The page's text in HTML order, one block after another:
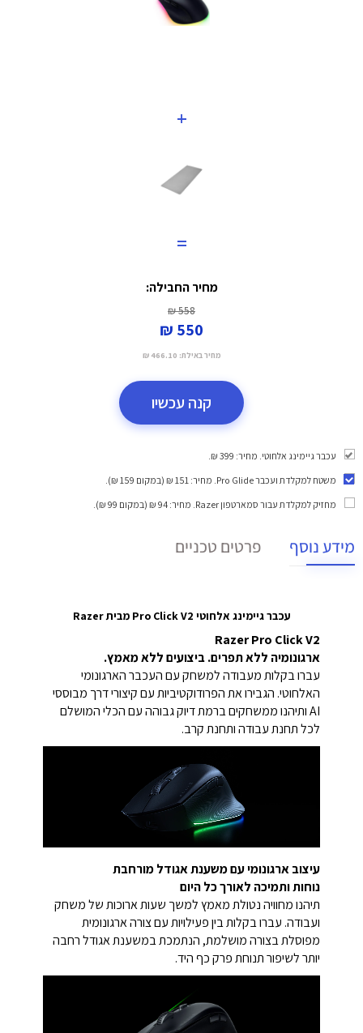
+
=
מחיר החבילה:
558 ₪
550 ₪
מחיר באילת: 466.10 ₪
קנה עכשיו
עכבר גיימינג אלחוטי. מחיר: 399 ₪.
משטח למקלדת ועכבר Pro Glide
. מחיר: 151 ₪ (במקום 159 ₪).
מחזיק למקלדת עבור סמארטפון Razer
. מחיר: 94 ₪ (במקום 99 ₪).
מידע נוסף פרטים טכניים
עכבר גיימינג אלחוטי Pro Click V2 מבית Razer
Razer Pro Click V2
ארגונומיה ללא תפרים. ביצועים ללא מאמץ.
עברו בקלות מעבודה למשחק עם העכבר הארגונומי
האלחוטי. הגבירו את הפרודוקטיביות עם קיצורי דרך מבוססי
AI ותיהנו ממשחקים ברמת דיוק גבוהה עם הכלי המושלם
לכל תחנת עבודה ותחנת קרב.
עיצוב ארגונומי עם משענת אגודל מורחבת
נוחות ותמיכה לאורך כל היום
תיהנו מחוויה נטולת מאמץ למשך שעות ארוכות של משחק
ועבודה. עברו בקלות בין פעילויות עם צורה ארגונומית
מפוסלת בצורה מושלמת, הנתמכת במשענת אגודל רחבה
יותר לשיפור תנוחת פרק כף היד.